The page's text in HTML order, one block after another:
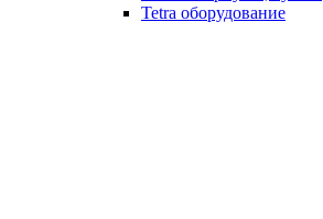
Tetra оборудование